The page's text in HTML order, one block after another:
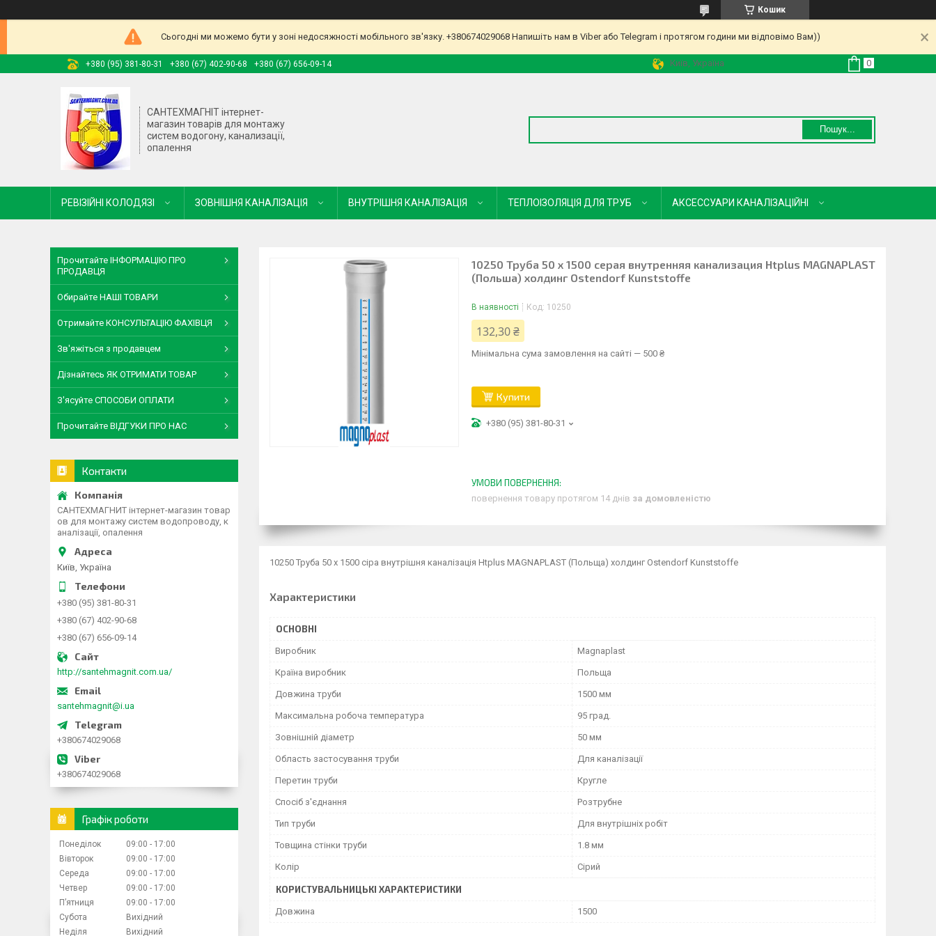
Кошик
Сьогодні ми можемо бути у зоні недосяжності мобільного зв'язку. +380674029068 Напишіть нам в Viber або Telegram і протягом години ми відповімо Вам))
+380 (95) 381-80-31 +380 (67) 402-90-68 +380 (67) 656-09-14 Київ, Україна
САНТЕХМАГНІТ інтернет-
магазин товарів для монтажу
систем водогону, канализації,
опалення
Пошук...
РЕВІЗІЙНІ КОЛОДЯЗІ ЗОВНІШНЯ КАНАЛІЗАЦІЯ ВНУТРІШНЯ КАНАЛІЗАЦІЯ ТЕПЛОІЗОЛЯЦІЯ ДЛЯ ТРУБ АКСЕССУАРИ КАНАЛІЗАЦІЙНІ
10250 Труба 50 х 1500 серая внутренняя канализация Htplus MAGNAPLAST
(Польша) холдинг Ostendorf Kunststoffe
В наявності Код: 10250
132,30 ₴
Мінімальна сума замовлення на сайті — 500 ₴
Купити
+380 (95) 381-80-31
повернення товару протягом 14 днів за домовленістю
10250 Труба 50 х 1500 сіра внутрішня каналізація Htplus MAGNAPLAST (Польща) холдинг Ostendorf Kunststoffe
Характеристики
ОСНОВНІ
Виробник Magnaplast
Країна виробник Польща
Довжина труби 1500 мм
Максимальна робоча температура 95 град.
Зовнішній діаметр 50 мм
Область застосування труби Для каналізації
Перетин труби Кругле
Спосіб з'єднання Розтрубне
Тип труби Для внутрішніх робіт
Товщина стінки труби 1.8 мм
Колір Сірий
КОРИСТУВАЛЬНИЦЬКІ ХАРАКТЕРИСТИКИ
Довжина 1500
Прочитайте ІНФОРМАЦІЮ ПРО
ПРОДАВЦЯ
Обирайте НАШІ ТОВАРИ
Отримайте КОНСУЛЬТАЦІЮ ФАХІВЦЯ
Зв'яжіться з продавцем
Дізнайтесь ЯК ОТРИМАТИ ТОВАР
З'ясуйте СПОСОБИ ОПЛАТИ
Прочитайте ВІДГУКИ ПРО НАС
Контакти
САНТЕХМАГНИТ інтернет-магазин товар
ов для монтажу систем водопроводу, к
аналізації, опалення
Київ, Україна
+380 (95) 381-80-31
+380 (67) 402-90-68
+380 (67) 656-09-14
http://santehmagnit.com.ua/
santehmagnit@i.ua
+380674029068
+380674029068
Графік роботи
Понеділок 09:00
17:00
Вівторок
09:00
17:00
Середа
09:00
17:00
Четвер
09:00
17:00
Пʼятниця
09:00
17:00
Субота
Вихідний
Неділя
Вихідний